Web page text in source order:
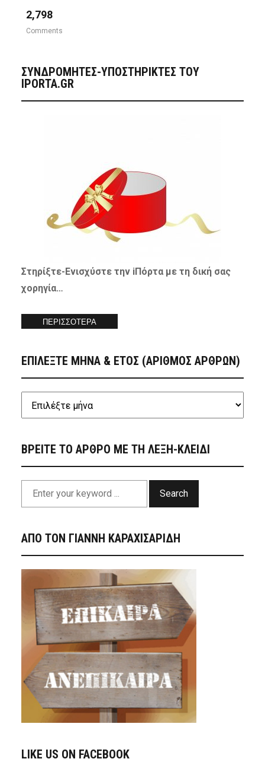
2,798
Comments
ΣΥΝΔΡΟΜΗΤΈΣ-ΥΠΟΣΤΗΡΙΚΤΈΣ ΤΟΥ
IPORTA.GR
Στηρίξτε- Ενισχύστετην iΠόρτα με τη δική σας
χορηγία…
ΠΕΡΙΣΣΟΤΕΡΑ
ΕΠΙΛΕΞΤΕ ΜΗΝΑ & ΕΤΟΣ (ΑΡΙΘΜΟΣ ΑΡΘΡΩΝ)
ΒΡΕΙΤΕ ΤΟ ΑΡΘΡΟ ΜΕ ΤΗ ΛΕΞΗ-ΚΛΕΙΔΙ
Search
ΑΠΟ ΤΟΝ ΓΙΑΝΝΗ ΚΑΡΑΧΙΣΑΡΙΔΗ
LIKE US ON FACEBOOK